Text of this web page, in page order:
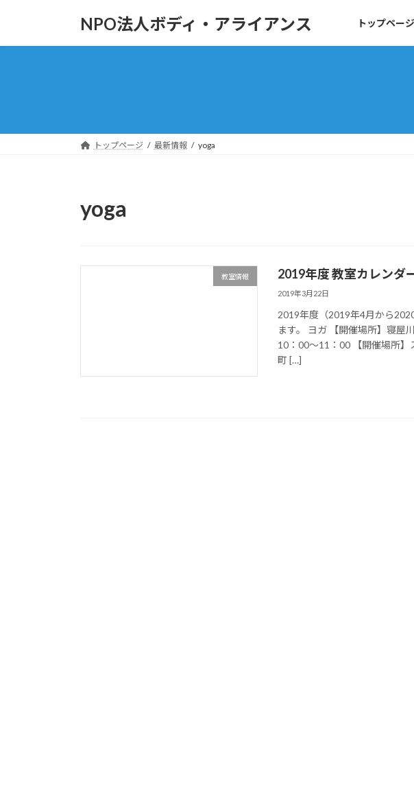
NPO法人ボディ・アライアンス トップページ
トップページ 最新情報 yoga
yoga
教室情報 2019年度 教室カレンダ
2019年3月22日
2019年度（2019年4月から
ます。 ヨガ 【開催場所】寝
10：00～11：00 【開催場所
町 […]